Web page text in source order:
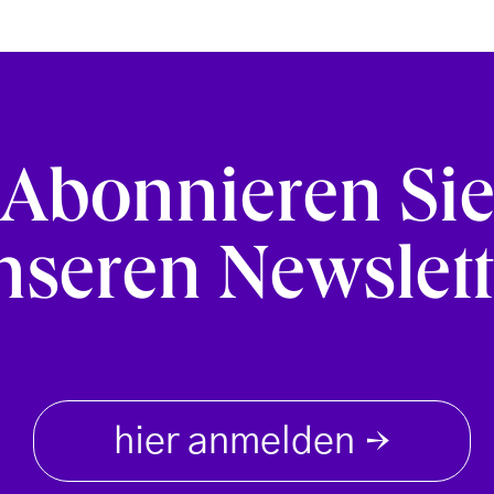
Abonnieren Sie
hier anmelden →